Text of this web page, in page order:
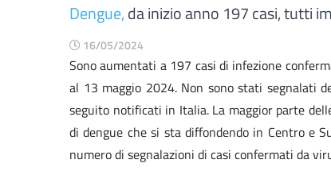
Dengue,da inizio anno 197 casi, tutti
16/05/2024
Sono aumentati a 197 casi di infezione
al 13 maggio 2024. Non sono stati segnalati
seguito notificati in Italia. La maggior parte
di dengue che si sta diffondendo in Centro e
numero di segnalazioni di casi confermati da